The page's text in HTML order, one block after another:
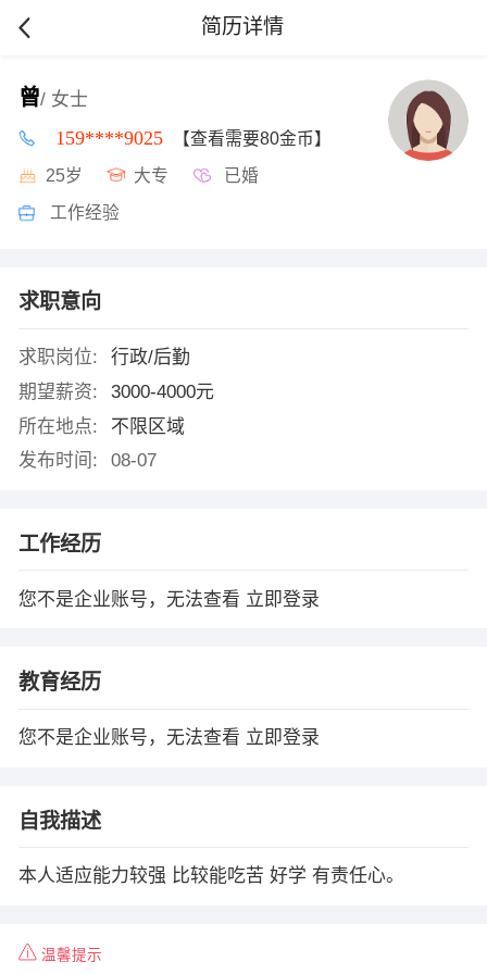
简历详情
曾/ 女士
159****9025 【查看需要80金币】
25岁 大专 已婚
工作经验
求职意向
求职岗位:
行政/后勤
期望薪资:
3000-4000元
所在地点:
不限区域
发布时间:
08-07
工作经历
您不是企业账号，无法查看 立即登录
教育经历
您不是企业账号，无法查看 立即登录
自我描述
本人适应能力较强 比较能吃苦 好学 有责任心。
温馨提示